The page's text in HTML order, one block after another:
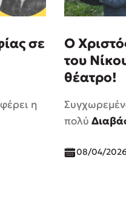
σε
η
Ο
του
θέατρο!
πολύ
08/04/